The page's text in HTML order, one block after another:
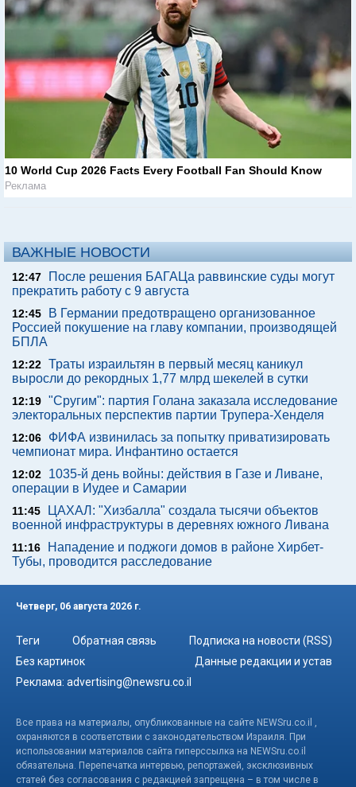
10 World Cup 2026 Facts Every Football Fan Should Know
Реклама
ВАЖНЫЕ НОВОСТИ
12:47
После решения БАГАЦа раввинские суды могут
прекратить работу с 9 августа
12:45
В Германии предотвращено организованное
Россией покушение на главу компании, производящей
БПЛА
12:22 Траты израильтян в первый месяц каникул
выросли до рекордных 1,77 млрд шекелей в сутки
12:19 "Сругим": партия Голана заказала исследование
электоральных перспектив партии Трупера-Хенделя
12:06
ФИФА извинилась за попытку приватизировать
чемпионат мира. Инфантино остается
12:02
1035-й день войны: действия в Газе и Ливане,
операции в Иудее и Самарии
11:45
ЦАХАЛ: "Хизбалла" создала тысячи объектов
военной инфраструктуры в деревнях южного Ливана
11:16
Нападение и поджоги домов в районе Хирбет-
Тубы, проводится расследование
Четверг, 06 августа 2026 г.
Теги Обратная связь
Подписка на новости (RSS)
Без картинок
Данные редакции и устав
Реклама: advertising@newsru.co.il
Все права на материалы, опубликованные на сайте NEWSru.co.il ,
охраняются в соответствии с законодательством Израиля. При
использовании материалов сайта гиперссылка на NEWSru.co.il
обязательна. Перепечатка интервью, репортажей, эксклюзивных
статей без согласования с редакцией запрещена – в том числе в